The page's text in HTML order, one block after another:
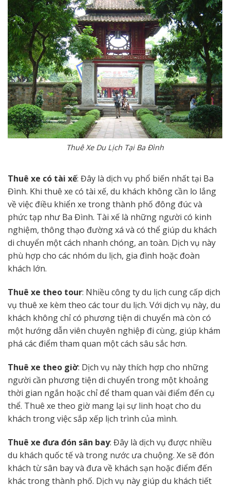
Thuê Xe Du Lịch Tại Ba Đình
Thuê xe có tài xế: Đây là dịch vụ phổ biến nhất tại Ba
Đình. Khi thuê xe có tài xế, du khách không cần lo lắng
về việc điều khiển xe trong thành phố đông đúc và
phức tạp như Ba Đình. Tài xế là những người có kinh
nghiệm, thông thạo đường xá và có thể giúp du khách
di chuyển một cách nhanh chóng, an toàn. Dịch vụ này
phù hợp cho các nhóm du lịch, gia đình hoặc đoàn
khách lớn.
Thuê xe theo tour: Nhiều công ty du lịch cung cấp dịch
vụ thuê xe kèm theo các tour du lịch. Với dịch vụ này, du
khách không chỉ có phương tiện di chuyển mà còn có
một hướng dẫn viên chuyên nghiệp đi cùng, giúp khám
phá các điểm tham quan một cách sâu sắc hơn.
Thuê xe theo giờ: Dịch vụ này thích hợp cho những
người cần phương tiện di chuyển trong một khoảng
thời gian ngắn hoặc chỉ để tham quan vài điểm đến cụ
thể. Thuê xe theo giờ mang lại sự linh hoạt cho du
khách trong việc sắp xếp lịch trình của mình.
Thuê xe đưa đón sân bay: Đây là dịch vụ được nhiều
du khách quốc tế và trong nước ưa chuộng. Xe sẽ đón
khách từ sân bay và đưa về khách sạn hoặc điểm đến
khác trong thành phố. Dịch vụ này giúp du khách tiết